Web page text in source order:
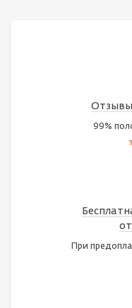
Отзывы
99%
При